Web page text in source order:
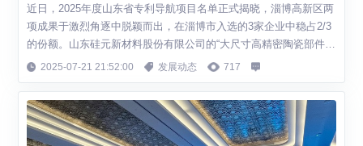
近日，2025年度山东省专利导航项目名单正式揭晓，淄博高新区两
项成果于激烈角逐中脱颖而出，在淄博市入选的3家企业中稳占2/3
的份额。山东硅元新材料股份有限公司的“大尺寸高精密陶瓷部件制
备及加工专利导航”与山东亚华电子股份有限公司的“智慧病房服务
识产权培育与转化之路上的深...
2025-07-21 21:52:00 发展动态 717